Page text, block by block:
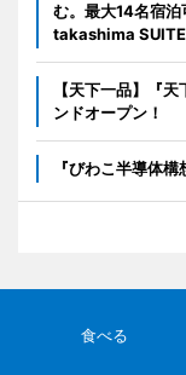
む。最大14名宿
takashima SUITE
【天下一品】『
ンドオープン！
『びわこ半導体
食べる